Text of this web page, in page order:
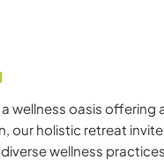
wellness oasis
our holistic retreat
wellness